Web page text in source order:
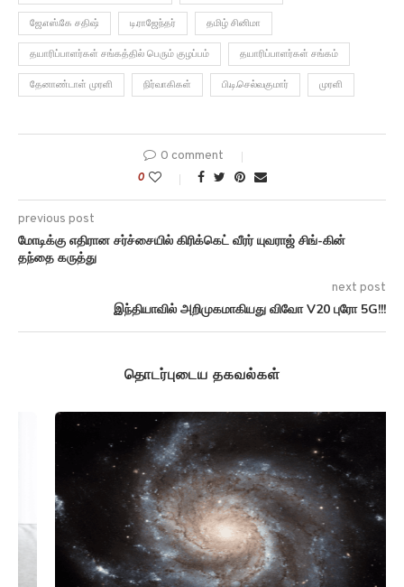
ஜே.எஸ்.கே சதிஷ் டி.ராஜேந்தர் தமிழ் சினிமா
தயாரிப்பாளர்கள் சங்கத்தில் பெரும் குழப்பம் தயாரிப்பாளர்கள் சங்கம்
தேனாண்டாள் முரளி நிர்வாகிகள் பி.டி.செல்வகுமார் முரளி
0 comment
0
previous post
மோடிக்கு எதிரான சர்ச்சையில் கிரிக்கெட் வீரர் யுவராஜ் சிங்-கின்
தந்தை கருத்து
next post
இந்தியாவில் அறிமுகமாகியது விவோ V20 புரோ 5G!!!
தொடர்புடைய தகவல்கள்